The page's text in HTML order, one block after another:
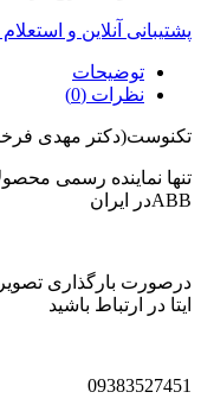
پشتیبانی آنلاین و
توضیحات
نظرات (0)
تکنوست(دکتر مهدی
تنها نماینده رسمی
ABBدر ایران
درصورت بارگذاری تصویر
ایتا در ارتباط باشید
09383527451